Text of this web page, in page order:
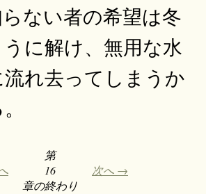
ない者の希望は冬
に解け、無用な水
れ去ってしまうか
第
16
章の終わり
次へ →